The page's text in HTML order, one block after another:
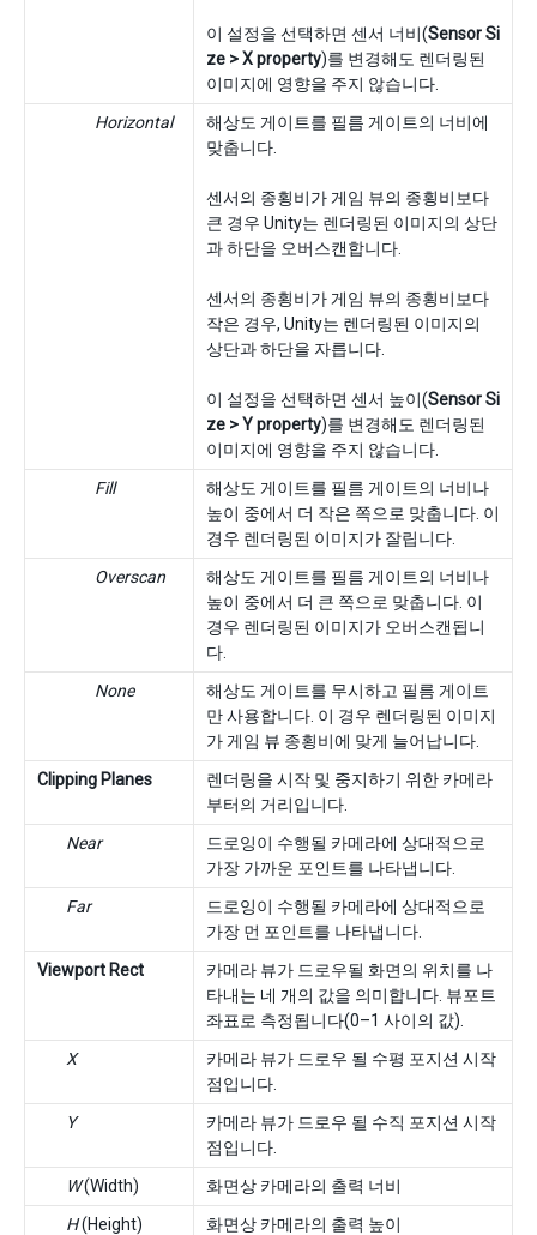
이 설정을 선택하면 센서 너비(Sensor Si
ze > X property)를 변경해도 렌더링된
이미지에 영향을 주지 않습니다.
Horizontal
해상도 게이트를 필름 게이트의 너비에
맞춥니다.
센서의 종횡비가 게임 뷰의 종횡비보다
큰 경우 Unity는 렌더링된 이미지의 상단
과 하단을 오버스캔합니다.
센서의 종횡비가 게임 뷰의 종횡비보다
작은 경우, Unity는 렌더링된 이미지의
상단과 하단을 자릅니다.
이 설정을 선택하면 센서 높이(Sensor Si
ze > Y property)를 변경해도 렌더링된
이미지에 영향을 주지 않습니다.
Fill
해상도 게이트를 필름 게이트의 너비나
높이 중에서 더 작은 쪽으로 맞춥니다. 이
경우 렌더링된 이미지가 잘립니다.
Overscan
해상도 게이트를 필름 게이트의 너비나
높이 중에서 더 큰 쪽으로 맞춥니다. 이
경우 렌더링된 이미지가 오버스캔됩니
다.
None
해상도 게이트를 무시하고 필름 게이트
만 사용합니다. 이 경우 렌더링된 이미지
가 게임 뷰 종횡비에 맞게 늘어납니다.
Clipping Planes
렌더링을 시작 및 중지하기 위한 카메라
부터의 거리입니다.
Near
드로잉이 수행될 카메라에 상대적으로
가장 가까운 포인트를 나타냅니다.
Far
드로잉이 수행될 카메라에 상대적으로
가장 먼 포인트를 나타냅니다.
Viewport Rect
카메라 뷰가 드로우될 화면의 위치를 나
타내는 네 개의 값을 의미합니다. 뷰포트
좌표로 측정됩니다(0–1 사이의 값).
X
카메라 뷰가 드로우 될 수평 포지션 시작
점입니다.
Y
카메라 뷰가 드로우 될 수직 포지션 시작
점입니다.
W(Width)
화면상 카메라의 출력 너비
H(Height)
화면상 카메라의 출력 높이